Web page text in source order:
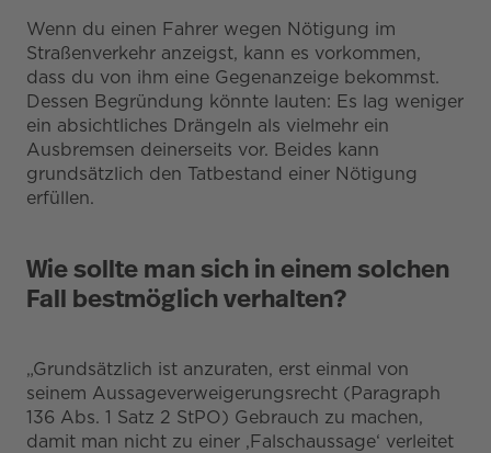
Wenn du einen Fahrer wegen Nötigung im
Straßenverkehr anzeigst, kann es vorkommen,
dass du von ihm eine Gegenanzeige bekommst.
Dessen Begründung könnte lauten: Es lag weniger
ein absichtliches Drängeln als vielmehr ein
Ausbremsen deinerseits vor. Beides kann
grundsätzlich den Tatbestand einer Nötigung
erfüllen.
Wie sollte man sich in einem solchen
Fall bestmöglich verhalten?
„Grundsätzlich ist anzuraten, erst einmal von
seinem Aussageverweigerungsrecht (Paragraph
136 Abs. 1 Satz 2 StPO) Gebrauch zu machen,
damit man nicht zu einer ‚Falschaussage‘ verleitet